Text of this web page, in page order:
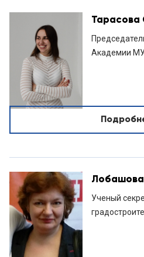
Тарасова
Академии
Ученый